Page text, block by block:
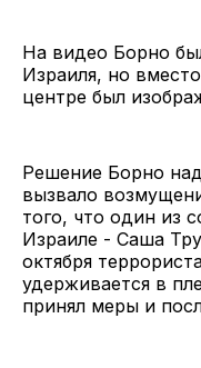
На видео Борно
Израиля, но
центре был
Решение Борно
вызвало
того, что один из
Израиле - Саша
октября
удерживается в
принял меры и